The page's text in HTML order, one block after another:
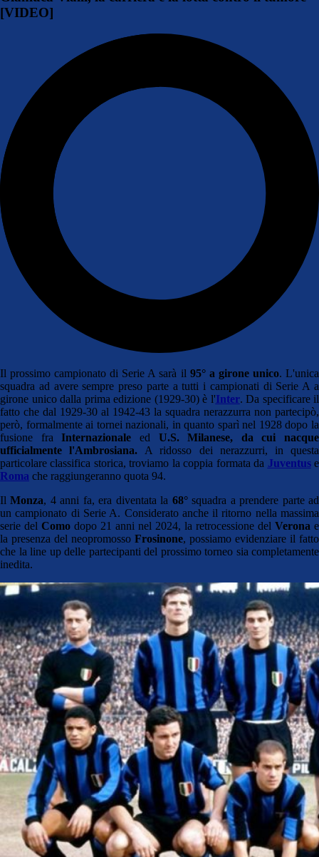
[VIDEO]
Il prossimo campionato di Serie A sarà il 95° a girone unico. L'unica
squadra ad avere sempre preso parte a tutti i campionati di Serie A a
girone unico dalla prima edizione (1929-30) è l'Inter. Da specificare il
fatto che dal 1929-30 al 1942-43 la squadra nerazzurra non partecipò,
però, formalmente ai tornei nazionali, in quanto sparì nel 1928 dopo la
fusione fraInternazionale ed U.S. Milanese, da cui nacque
ufficialmente l'Ambrosiana.A ridosso dei nerazzurri, in questa
particolare classifica storica, troviamo la coppia formata da Juventuse
Roma che raggiungeranno quota 94.
IlMonza, 4 anni fa, era diventata la 68°squadra a prendere parte ad
un campionato di Serie A. Considerato anche il ritorno nella massima
serie del Como dopo 21 anni nel 2024, la retrocessione del Verona e
la presenza del neopromosso Frosinone, possiamo evidenziare il fatto
che la line up delle partecipanti del prossimo torneo sia completamente
inedita.